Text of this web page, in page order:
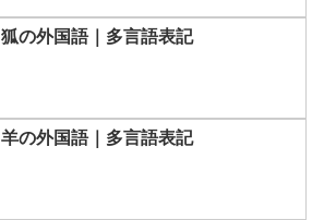
狐の外国語｜多言語表記
羊の外国語｜多言語表記